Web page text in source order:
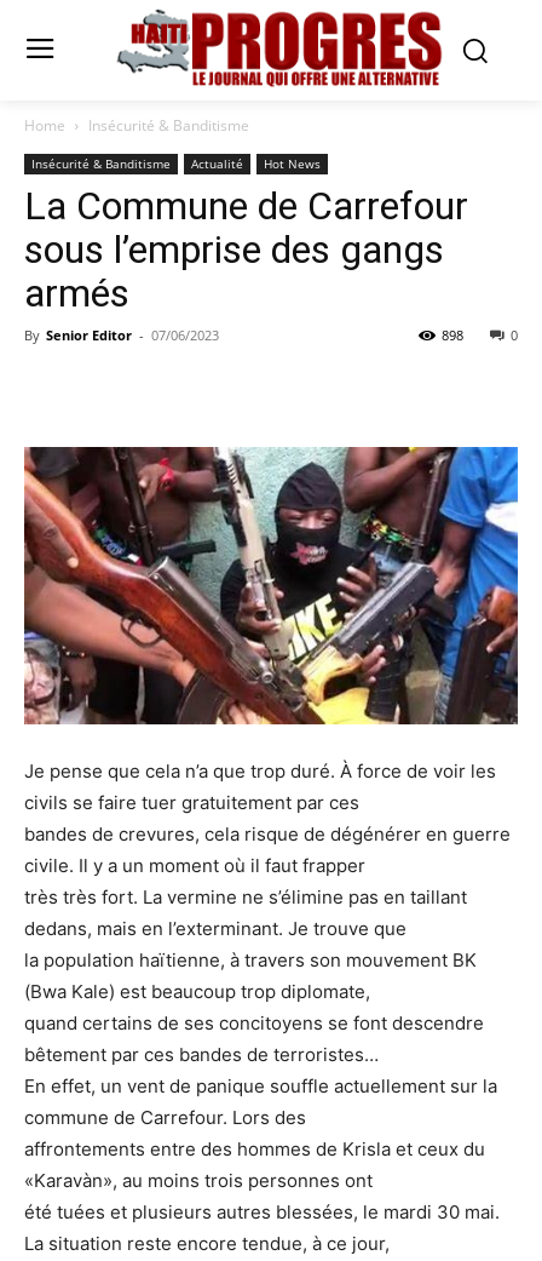
Home Insécurité & Banditisme
Insécurité & Banditisme Actualité Hot News
La Commune de Carrefour
sous l’emprise des gangs
armés
By Senior Editor - 07/06/2023 0
898
Je pense que cela n’a que trop duré. À force de voir les
civils se faire tuer gratuitement par ces
bandes de crevures, cela risque de dégénérer en guerre
civile. Il y a un moment où il faut frapper
très très fort. La vermine ne s’élimine pas en taillant
dedans, mais en l’exterminant. Je trouve que
la population haïtienne, à travers son mouvement BK
(Bwa Kale) est beaucoup trop diplomate,
quand certains de ses concitoyens se font descendre
bêtement par ces bandes de terroristes…
En effet, un vent de panique souffle actuellement sur la
commune de Carrefour. Lors des
affrontements entre des hommes de Krisla et ceux du
«Karavàn», au moins trois personnes ont
été tuées et plusieurs autres blessées, le mardi 30 mai.
La situation reste encore tendue, à ce jour,